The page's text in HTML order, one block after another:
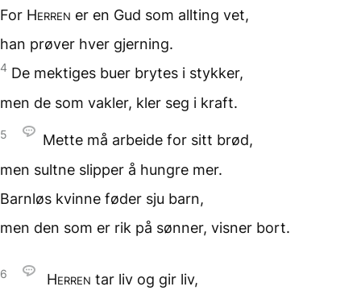
For Herren er en Gud som allting vet,
han prøver hver gjerning.
4 De mektiges buer brytes i stykker,
men de som vakler, kler seg i kraft.
5 Mette må arbeide for sitt brød,
men sultne slipper å hungre mer.
Barnløs kvinne føder sju barn,
men den som er rik på sønner, visner bort.
6 Herren tar liv og gir liv,